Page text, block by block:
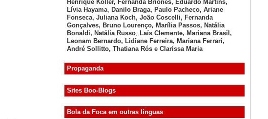
Henrique Koller, Fernanda Briones, Eduardo Martins,
Lívia Hayama, Danilo Braga, Paulo Pacheco, Ariane
Fonseca, Juliana Koch, João Coscelli, Fernanda
Gonçalves, Bruno Lourenço, Marília Passos, Natália
Bonaldi, Natália Russo, Laís Clemente, Mariana Brasil,
Leonam Bernardo, Lidiane Ferreira, Mariana Ferrari,
André Sollitto, Thatiana Rós e Clarissa Maria
Propaganda
Sites Boo-Blogs
Bola da Foca em outras línguas